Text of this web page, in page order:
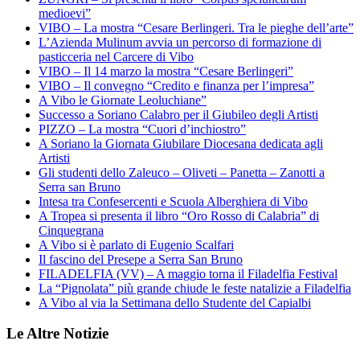
medioevi”
VIBO – La mostra “Cesare Berlingeri. Tra le pieghe dell’arte”
L’Azienda Mulinum avvia un percorso di formazione di
pasticceria nel Carcere di Vibo
VIBO – Il 14 marzo la mostra “Cesare Berlingeri”
VIBO – Il convegno “Credito e finanza per l’impresa”
A Vibo le Giornate Leoluchiane”
Successo a Soriano Calabro per il Giubileo degli Artisti
PIZZO – La mostra “Cuori d’inchiostro”
A Soriano la Giornata Giubilare Diocesana dedicata agli
Artisti
Gli studenti dello Zaleuco – Oliveti – Panetta – Zanotti a
Serra san Bruno
Intesa tra Confesercenti e Scuola Alberghiera di Vibo
A Tropea si presenta il libro “Oro Rosso di Calabria” di
Cinquegrana
A Vibo si è parlato di Eugenio Scalfari
Il fascino del Presepe a Serra San Bruno
FILADELFIA (VV) – A maggio torna il Filadelfia Festival
La “Pignolata” più grande chiude le feste natalizie a Filadelfia
A Vibo al via la Settimana dello Studente del Capialbi
Le Altre Notizie